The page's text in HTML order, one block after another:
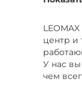
Цвет
Цвет
Цвет
центр и
У нас
чем